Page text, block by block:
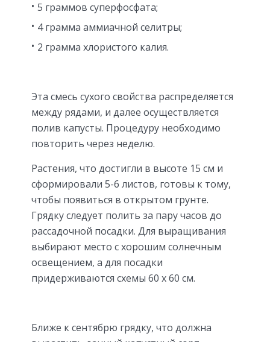
5 граммов суперфосфата;
4 грамма аммиачной селитры;
2 грамма хлористого калия.
Эта смесь сухого свойства распределяется
между рядами, и далее осуществляется
полив капусты. Процедуру необходимо
повторить через неделю.
Растения, что достигли в высоте 15 см и
сформировали 5-6 листов, готовы к тому,
чтобы появиться в открытом грунте.
Грядку следует полить за пару часов до
рассадочной посадки. Для выращивания
выбирают место с хорошим солнечным
освещением, а для посадки
придерживаются схемы 60 х 60 см.
Ближе к сентябрю грядку, что должна